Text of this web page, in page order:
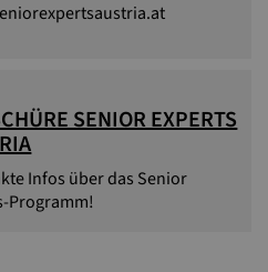
SENIOR EXPERTS
Infos über das Senior
Programm!